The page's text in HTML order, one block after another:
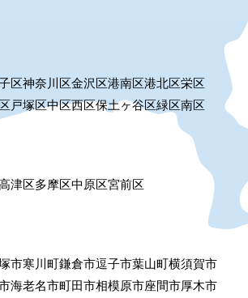
区神奈川区金沢区港南区港北区栄区
戸塚区中区西区保土ヶ谷区緑区南区
津区多摩区中原区宮前区
市寒川町鎌倉市逗子市葉山町横須賀市
海老名市町田市相模原市座間市厚木市